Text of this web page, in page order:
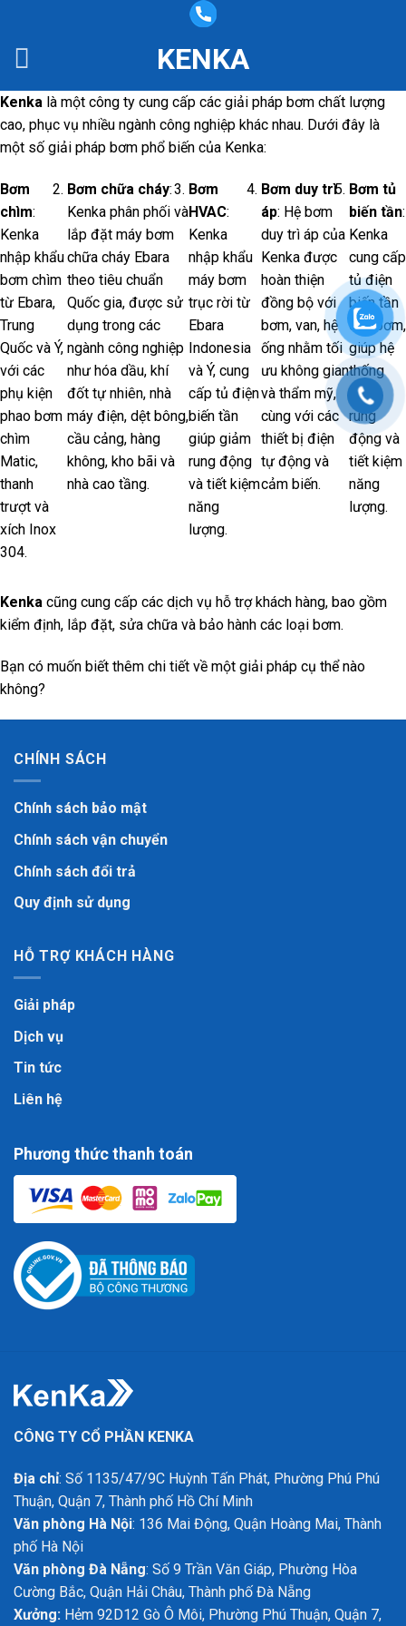
content
KENKA
Kenka là một công ty cung cấp các giải pháp bơm chất lượng
cao, phục vụ nhiều ngành công nghiệp khác nhau. Dưới đây là
một số giải pháp bơm phổ biến của Kenka:
Bơm
chìm:
Kenka
nhập khẩu
bơm chìm
từ Ebara,
Trung
Quốc và Ý,
với các
phụ kiện
phao bơm
chìm
Matic,
thanh
trượt và
xích Inox
304.
Bơm chữa cháy:
Kenka phân phối và
lắp đặt máy bơm
chữa cháy Ebara
theo tiêu chuẩn
Quốc gia, được sử
dụng trong các
ngành công nghiệp
như hóa dầu, khí
đốt tự nhiên, nhà
máy điện, dệt bông,
cầu cảng, hàng
không, kho bãi và
nhà cao tầng.
Bơm
HVAC:
Kenka
nhập khẩu
máy bơm
trục rời từ
Ebara
Indonesia
và Ý, cung
cấp tủ điện
biến tần
giúp giảm
rung động
và tiết kiệm
năng
lượng.
Bơm duy trì
áp: Hệ bơm
duy trì áp của
Kenka được
hoàn thiện
đồng bộ với
bơm, van, hệ
ống nhằm tối
ưu không gian
và thẩm mỹ,
cùng với các
thiết bị điện
tự động và
cảm biến.
Bơm tủ
biến tần:
Kenka
cung cấp
tủ điện
biến tần
cho bơm,
giúp hệ
thống
giảm
rung
động và
tiết kiệm
năng
lượng.
Kenka cũng cung cấp các dịch vụ hỗ trợ khách hàng, bao gồm
kiểm định, lắp đặt, sửa chữa và bảo hành các loại bơm.
Bạn có muốn biết thêm chi tiết về một giải pháp cụ thể nào
không?
CHÍNH SÁCH
Chính sách bảo mật
Chính sách vận chuyển
Chính sách đổi trả
Quy định sử dụng
HỖ TRỢ KHÁCH HÀNG
Giải pháp
Dịch vụ
Tin tức
Liên hệ
Phương thức thanh toán
CÔNG TY CỔ PHẦN KENKA
Địa chỉ: Số 1135/47/9C Huỳnh Tấn Phát, Phường Phú Phú
Thuận, Quận 7, Thành phố Hồ Chí Minh
Văn phòng Hà Nội: 136 Mai Động, Quận Hoàng Mai, Thành
phố Hà Nội
Văn phòng Đà Nẵng: Số 9 Trần Văn Giáp, Phường Hòa
Cường Bắc, Quận Hải Châu, Thành phố Đà Nẵng
Xưởng: Hẻm 92D12 Gò Ô Môi, Phường Phú Thuận, Quận 7,